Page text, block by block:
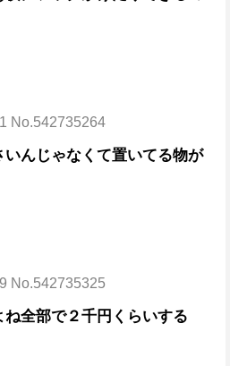
No.542735264
んじゃなくて置いてる物が
No.542735325
ね全部で２千円くらいする